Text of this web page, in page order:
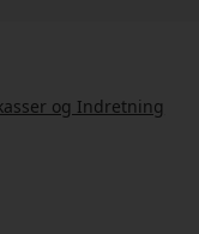
og Indretning